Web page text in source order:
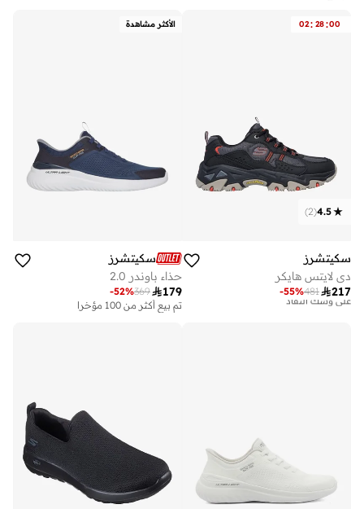
02: 28:00
4.5
(
2
)
سكيتشرز
دي لايتس هايكر
217
481
-55%
توصيل مجاني
الأكثر مشاهدة
سكيتشرز
حذاء باوندر 2.0
179
369
-52%
تم بيع أكثر من 100 مؤخرا